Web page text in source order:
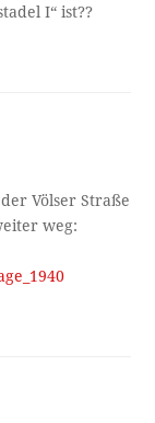
I“ ist??
Völser Straße
weg: